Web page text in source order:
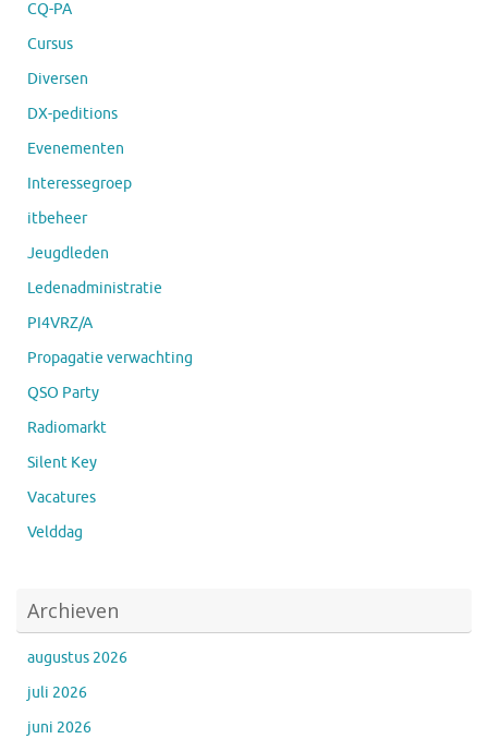
CQ-PA
Cursus
Diversen
DX-peditions
Evenementen
Interessegroep
itbeheer
Jeugdleden
Ledenadministratie
PI4VRZ/A
Propagatie verwachting
QSO Party
Radiomarkt
Silent Key
Vacatures
Velddag
Archieven
augustus 2026
juli 2026
juni 2026